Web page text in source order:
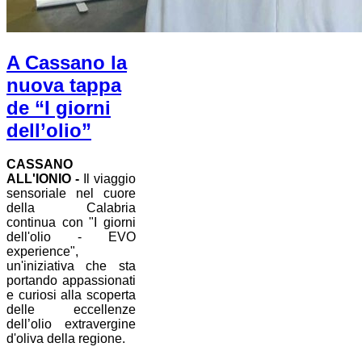
A Cassano la
nuova tappa
de “I giorni
dell’olio”
CASSANO
ALL'IONIO -Il viaggio
sensoriale nel cuore
della Calabria
continua con "I giorni
dell'olio - EVO
experience",
un'iniziativa che sta
portando appassionati
e curiosi alla scoperta
delle eccellenze
dell’olio extravergine
d'oliva della regione.